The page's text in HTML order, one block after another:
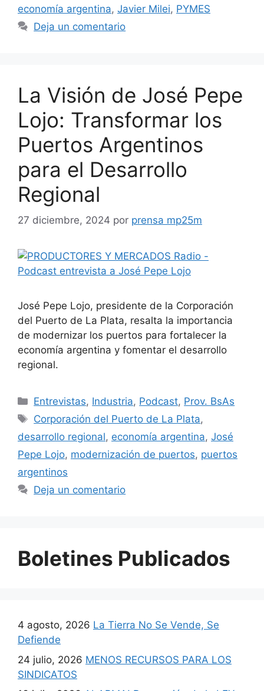
economía argentina, Javier Milei, PYMES
Deja un comentario
La Visión de José Pepe
Lojo: Transformar los
Puertos Argentinos
para el Desarrollo
Regional
27 diciembre, 2024 por prensa mp25m
José Pepe Lojo, presidente de la Corporación
del Puerto de La Plata, resalta la importancia
de modernizar los puertos para fortalecer la
economía argentina y fomentar el desarrollo
regional.
Entrevistas, Industria, Podcast, Prov. BsAs
Corporación del Puerto de La Plata,
desarrollo regional, economía argentina, José
Pepe Lojo, modernización de puertos, puertos
argentinos
Deja un comentario
Boletines Publicados
4 agosto, 2026 La Tierra No Se Vende, Se
Defiende
24 julio, 2026 MENOS RECURSOS PARA LOS
SINDICATOS